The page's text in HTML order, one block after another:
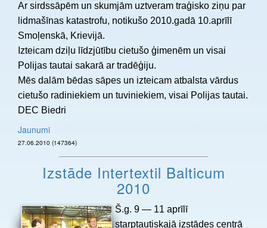
Ar sirdssāpēm un skumjām uztveram traģisko ziņu par
lidmašīnas katastrofu, notikušo 2010.gadā 10.aprīlī
Smoļenskā, Krievijā.
Izteicam dziļu līdzjūtību cietušo ģimenēm un visai
Polijas tautai sakarā ar tradēģiju.
Mēs dalām bēdas sāpes un izteicam atbalsta vārdus
cietušo radiniekiem un tuviniekiem, visai Polijas tautai.
DEC Biedri
Jaunumi
27.06.2010 (147364)
Izstāde Intertextil Balticum
2010
Š.g. 9 — 11 aprīlī
starptautiskajā izstādes centrā